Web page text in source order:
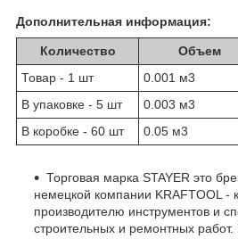
Дополнительная информация:
Количество Объем
Товар - 1 шт
0.001 м3
В упаковке - 5 шт
0.003 м3
В коробке - 60 шт
0.05 м3
Торговая марка STAYER это
немецкой компании KRAFTOOL -
производителю инструментов и
строительных и ремонтных